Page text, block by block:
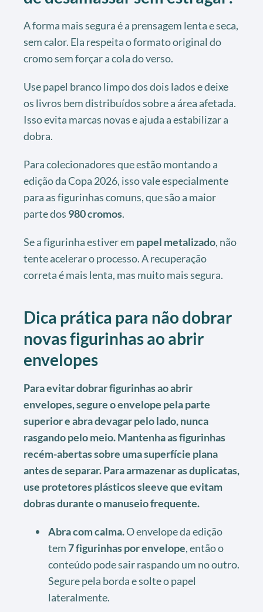
A forma mais segura é a prensagem lenta e seca,
sem calor. Ela respeita o formato original do
cromo sem forçar a cola do verso.
Use papel branco limpo dos dois lados e deixe
os livros bem distribuídos sobre a área afetada.
Isso evita marcas novas e ajuda a estabilizar a
dobra.
Para colecionadores que estão montando a
edição da Copa 2026, isso vale especialmente
para as figurinhas comuns, que são a maior
parte dos 980 cromos.
Se a figurinha estiver em papel metalizado, não
tente acelerar o processo. A recuperação
correta é mais lenta, mas muito mais segura.
Dica prática para não dobrar
novas figurinhas ao abrir
envelopes
Para evitar dobrar figurinhas ao abrir
envelopes, segure o envelope pela parte
superior e abra devagar pelo lado, nunca
rasgando pelo meio. Mantenha as figurinhas
recém-abertas sobre uma superfície plana
antes de separar. Para armazenar as duplicatas,
use protetores plásticos sleeve que evitam
dobras durante o manuseio frequente.
Abra com calma.O envelope da edição
tem7 figurinhas por envelope, então o
conteúdo pode sair raspando um no outro.
Segure pela borda e solte o papel
lateralmente.